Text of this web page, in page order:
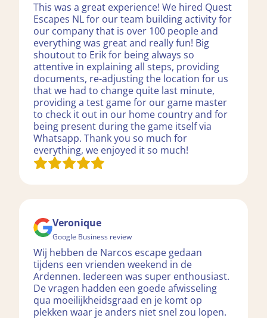
This was a great experience! We hired Quest
Escapes NL for our team building activity for
our company that is over 100 people and
everything was great and really fun! Big
shoutout to Erik for being always so
attentive in explaining all steps, providing
documents, re-adjusting the location for us
that we had to change quite last minute,
providing a test game for our game master
to check it out in our home country and for
being present during the game itself via
Whatsapp. Thank you so much for
everything, we enjoyed it so much!
Veronique
Google Business review
Wij hebben de Narcos escape gedaan
tijdens een vrienden weekend in de
Ardennen. Iedereen was super enthousiast.
De vragen hadden een goede afwisseling
qua moeilijkheidsgraad en je komt op
plekken waar je anders niet snel zou lopen.